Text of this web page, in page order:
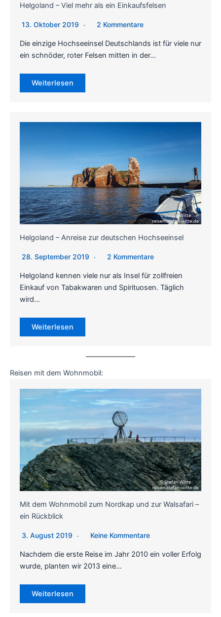
Helgoland – Viel mehr als ein Einkaufsfelsen
13. Oktober 2019 2 Kommentare
Die einzige Hochseeinsel Deutschlands ist für viele nur
ein schnöder, roter Felsen mitten in der…
Weiterlesen
Helgoland – Anreise zur deutschen Hochseeinsel
28. September 2019 2 Kommentare
Helgoland kennen viele nur als Insel für zollfreien
Einkauf von Tabakwaren und Spirituosen. Täglich
wird…
Weiterlesen
Reisen mit dem Wohnmobil:
Mit dem Wohnmobil zum Nordkap und zur Walsafari –
ein Rückblick
3. August 2019 Keine Kommentare
Nachdem die erste Reise im Jahr 2010 ein voller Erfolg
wurde, planten wir 2013 eine…
Weiterlesen